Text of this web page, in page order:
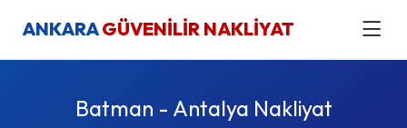
ANKARAGÜVENİLİR NAKLİYAT
Batman - Antalya Nakliyat